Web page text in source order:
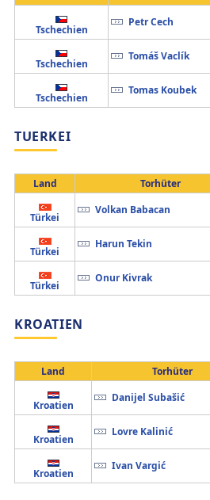
Tschechien
Petr Cech
Tschechien
Tomáš Vaclík
Tschechien
Tomas Koubek
TUERKEI
Land Torhüter
Türkei
Volkan Babacan
Türkei
Harun Tekin
Türkei
Onur Kivrak
KROATIEN
Land Torhüter
Kroatien
Danijel Subašić
Kroatien
Lovre Kalinić
Kroatien
Ivan Vargić